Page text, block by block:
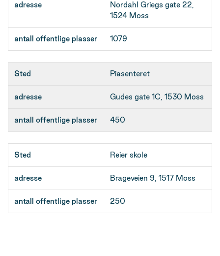
Nordahl Griegs gate 22,
1524 Moss
1079
Piasenteret
Gudes gate 1C, 1530 Moss
450
Reier skole
Brageveien 9, 1517 Moss
250